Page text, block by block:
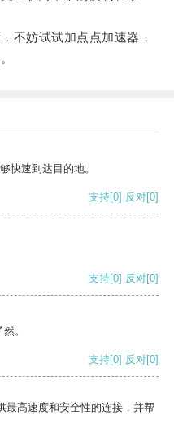
妨试试加点点加速器，
快速到达目的地。
支持[0] 反对[0]
支持[0] 反对[0]
。
支持[0] 反对[0]
最高速度和安全性的连接，并帮